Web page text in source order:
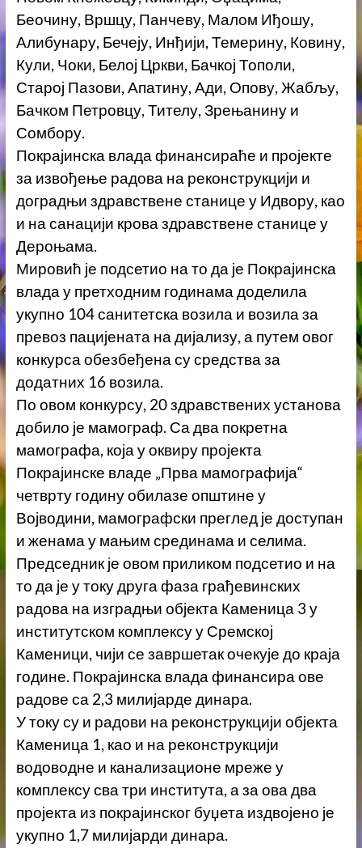
Беочину, Вршцу, Панчеву, Малом Иђошу,
Алибунару, Бечеју, Инђији, Темерину, Ковину,
Кули, Чоки, Белој Цркви, Бачкој Тополи,
Старој Пазови, Апатину, Ади, Опову, Жабљу,
Бачком Петровцу, Тителу, Зрењанину и
Сомбору.
Покрајинска влада финансираће и пројекте
за извођење радова на реконструкцији и
доградњи здравствене станице у Идвору, као
и на санацији крова здравствене станице у
Дероњама.
Мировић је подсетио на то да је Покрајинска
влада у претходним годинама доделила
укупно 104 санитетска возила и возила за
превоз пацијената на дијализу, а путем овог
конкурса обезбеђена су средства за
додатних 16 возила.
По овом конкурсу, 20 здравствених установа
добило је мамограф. Са два покретна
мамографа, која у оквиру пројекта
Покрајинске владе „Прва мамографија“
четврту годину обилазе општине у
Војводини, мамографски преглед је доступан
и женама у мањим срединама и селима.
Председник је овом приликом подсетио и на
то да је у току друга фаза грађевинских
радова на изградњи објекта Каменица 3 у
институтском комплексу у Сремској
Каменици, чији се завршетак очекује до краја
године. Покрајинска влада финансира ове
радове са 2,3 милијарде динара.
У току су и радови на реконструкцији објекта
Каменица 1, као и на реконструкцији
водоводне и канализационе мреже у
комплексу сва три института, а за ова два
пројекта из покрајинског буџета издвојено је
укупно 1,7 милијарди динара.